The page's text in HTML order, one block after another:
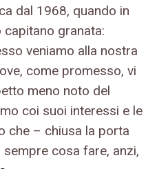
dal 1968, quando in
capitano granata:
veniamo alla nostra
come promesso, vi
meno noto del
coi suoi interessi e le
che – chiusa la porta
cosa fare, anzi,